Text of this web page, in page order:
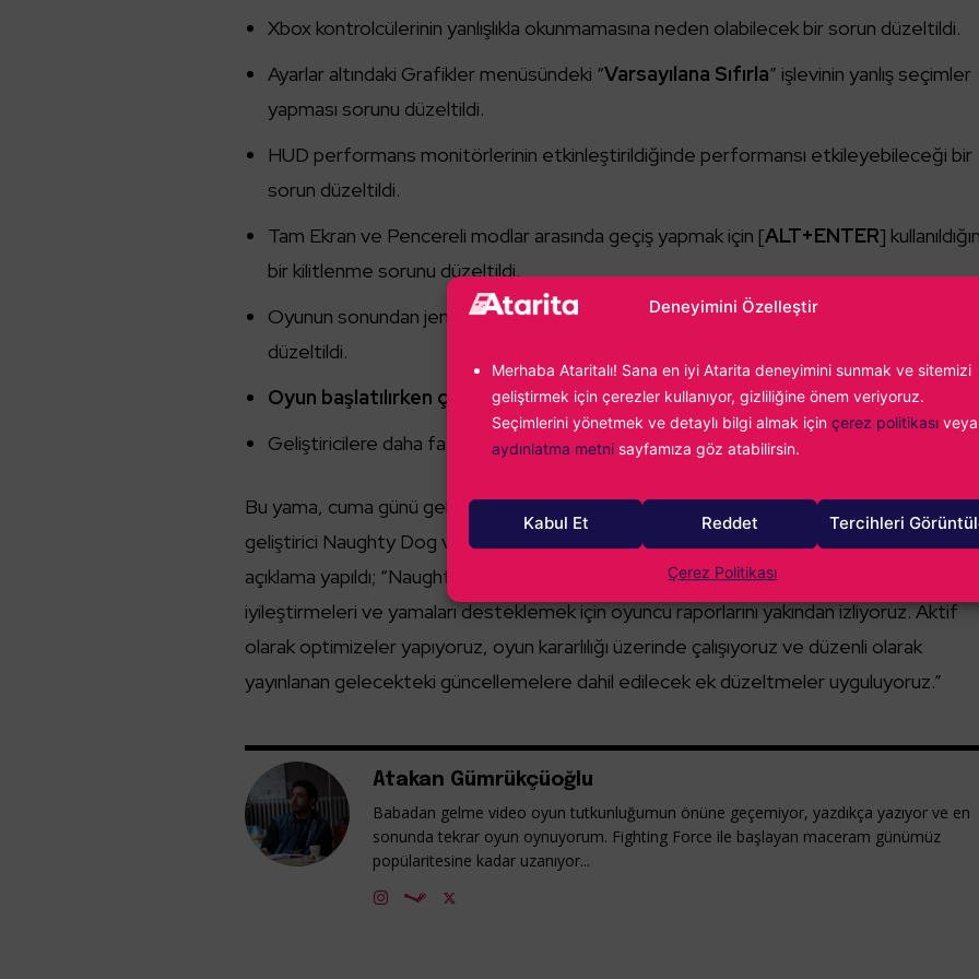
Deneyimini Özelleştir
Merhaba Ataritalı! Sana en iyi Atarita deneyimini sunmak ve sitemizi
geliştirmek için çerezler kullanıyor, gizliliğine önem veriyoruz.
Seçimlerini yönetmek ve detaylı bilgi almak için çerez politikası veya
aydınlatma metni sayfamıza göz atabilirsin.
Kabul Et Reddet Tercihleri
Çerez Politikası
Xbox kontrolcülerinin yanlışlıkla okunmamasına neden olabilecek bir sorun düzeltildi.
Ayarlar altındaki Grafikler menüsündeki “Varsayılana Sıfırla” işlevinin yanlış seçimler
yapması sorunu düzeltildi.
HUD performans monitörlerinin etkinleştirildiğinde performansı etkileyebileceği bir
sorun düzeltildi.
Tam Ekran ve Pencereli modlar arasında geçiş yapmak için [ALT+ENTER]
bir kilitlenme sorunu düzeltildi.
Oyunun sonundan jeneriğe geçiş esnasında yaşanan çökmenin oluşabileceği bir sorun
düzeltildi.
Oyun başlatılırken çökmeye neden olabilecek bir sorun düzeltildi.
Geliştiricilere daha fazla bilgi sağlamak için kilitlenme raporu günlükleri eklendi.
Bu yama, cuma günü gelecek büyük güncellemeye bir ön hazırlık olarak gösterilebilir.
geliştirici Naughty Dog ve oyunun port kısmından sorumlu olan Iron Galaxy’den şöyle bir
açıklama yapıldı; “Naughty Dog olarak biz ve Iron Galaxy’deki ortaklarımız, gelecekteki
iyileştirmeleri ve yamaları desteklemek için oyuncu raporlarını yakından izliyoruz. Aktif
olarak optimizeler yapıyoruz, oyun kararlılığı üzerinde çalışıyoruz ve düzenli olarak
yayınlanan gelecekteki güncellemelere dahil edilecek ek düzeltmeler uyguluyoruz.”
Atakan Gümrükçüoğlu
Babadan gelme video oyun tutkunluğumun önüne geçemiyor, yazdıkça yazıyor ve en
sonunda tekrar oyun oynuyorum. Fighting Force ile başlayan maceram günümüz
popülaritesine kadar uzanıyor...